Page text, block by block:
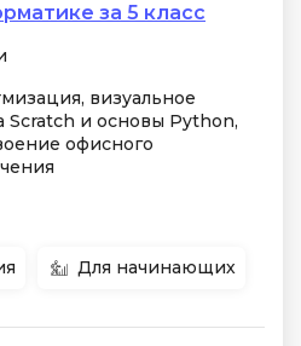
за 5 класс
визуальное
и основы Python,
офисного
Для начинающих